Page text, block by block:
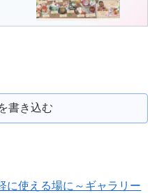
書き込む
に使える場に～ギャラリー